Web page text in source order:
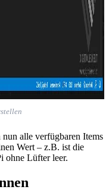
alle verfügbaren Items
Wert – z.B. ist die
ohne Lüfter leer.